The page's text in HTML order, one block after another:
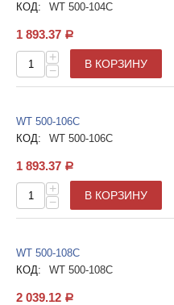
КОД:
WT 500-104С
1 893.37 Р
+
−
В КОРЗИНУ
WT 500-106С
КОД:
WT 500-106С
1 893.37 Р
+
−
В КОРЗИНУ
WT 500-108С
КОД:
WT 500-108С
2 039.12 Р